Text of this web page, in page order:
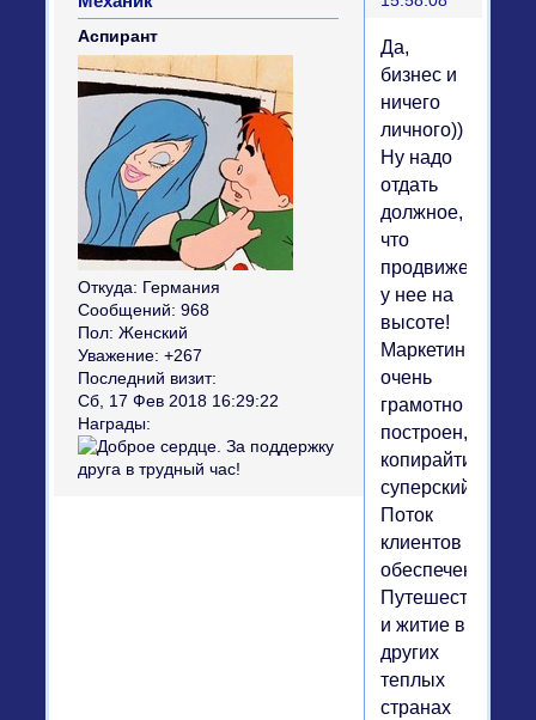
Аспирант
Откуда: Германия
Сообщений: 968
Пол: Женский
Уважение: +267
Последний визит:
Сб, 17 Фев 2018 16:29:22
Награды:
Да,
бизнес и
ничего
личного))
Ну надо
отдать
должное,
что
продвижение
у нее на
высоте!
Маркетинг
очень
грамотно
построен,
копирайтинг
суперский.
Поток
клиентов
обеспечен.
Путешествие
и житие в
других
теплых
странах